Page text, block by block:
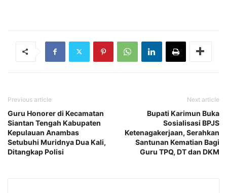
Previous article
Guru Honorer di Kecamatan
Siantan Tengah Kabupaten
Kepulauan Anambas
Setubuhi Muridnya Dua Kali,
Ditangkap Polisi
Next article
Bupati Karimun Buka
Sosialisasi BPJS
Ketenagakerjaan, Serahkan
Santunan Kematian Bagi
Guru TPQ, DT dan DKM